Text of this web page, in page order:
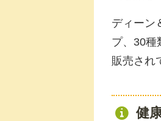
ディーン
プ、30種
販売され
健